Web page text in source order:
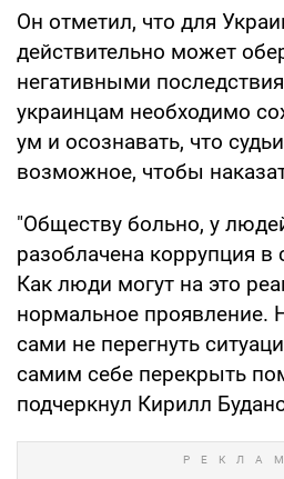
Он отметил, что для
действительно может
негативными
украинцам необходимо
ум и осознавать, что
возможное, чтобы
"Обществу больно, у
разоблачена коррупция в
Как люди могут на это
нормальное
сами не перегнуть
самим себе перекрыть
подчеркнул Кирилл